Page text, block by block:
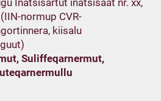
Inatsisartut inatsisaat nr. xx,
normup CVR-
kiisalu
Suliffeqarnermut,